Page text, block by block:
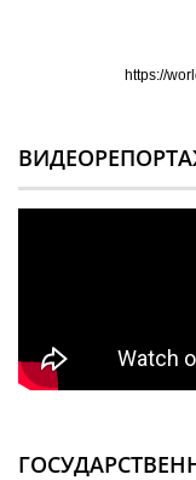
https://